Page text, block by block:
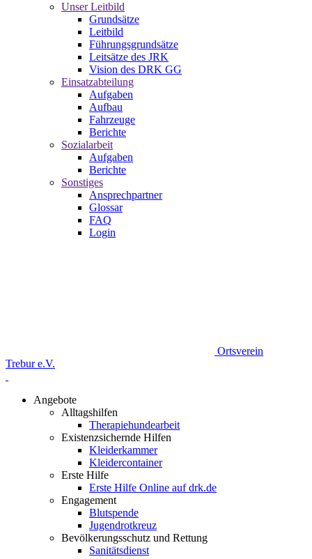
Unser Leitbild
Grundsätze
Leitbild
Führungsgrundsätze
Leitsätze des JRK
Vision des DRK GG
Einsatzabteilung
Aufgaben
Aufbau
Fahrzeuge
Berichte
Sozialarbeit
Aufgaben
Berichte
Sonstiges
Ansprechpartner
Glossar
FAQ
Login
Ortsverein
Trebur e.V.
Angebote
Alltagshilfen
Therapiehundearbeit
Existenzsichernde Hilfen
Kleiderkammer
Kleidercontainer
Erste Hilfe
Erste Hilfe Online auf drk.de
Engagement
Blutspende
Jugendrotkreuz
Bevölkerungsschutz und Rettung
Sanitätsdienst